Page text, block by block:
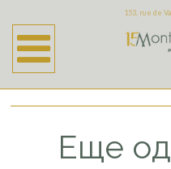
Hotel
Паркинг
153, rue de
Еще